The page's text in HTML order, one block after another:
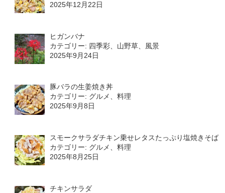
2025年12月22日
ヒガンバナ
カテゴリー: 四季彩、山野草、風景
2025年9月24日
豚バラの生姜焼き丼
カテゴリー: グルメ、料理
2025年9月8日
スモークサラダチキン乗せレタスたっぷり塩焼きそば
カテゴリー: グルメ、料理
2025年8月25日
チキンサラダ